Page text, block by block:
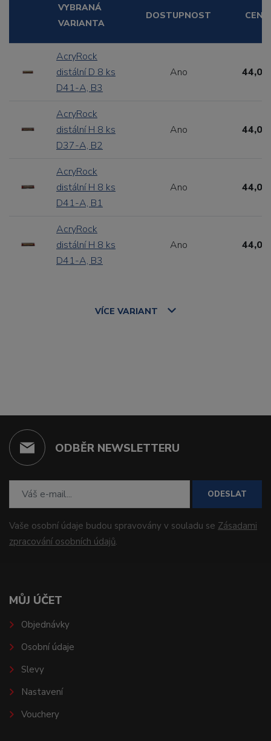
VYBRANÁ
VARIANTA
DOSTUPNOST CENA
AcryRock
distální D 8 ks
D41-A, B3
Ano 44,00
AcryRock
distální H 8 ks
D37-A, B2
Ano 44,00
AcryRock
distální H 8 ks
D41-A, B1
Ano 44,00
AcryRock
distální H 8 ks
D41-A, B3
Ano 44,00
VÍCE VARIANT
ODBĚR NEWSLETTERU
ODESLAT
Vaše osobní údaje budou spravovány v souladu se Zásadami
zpracování osobních údajů.
MŮJ ÚČET
Objednávky
Osobní údaje
Slevy
Nastavení
Vouchery